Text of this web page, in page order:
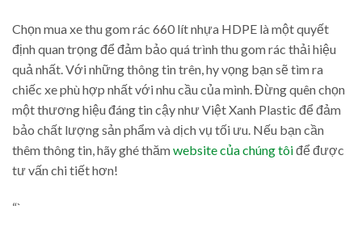
Chọn mua xe thu gom rác 660 lít nhựa HDPE là một quyết
định quan trọng để đảm bảo quá trình thu gom rác thải hiệu
quả nhất. Với những thông tin trên, hy vọng bạn sẽ tìm ra
chiếc xe phù hợp nhất với nhu cầu của mình. Đừng quên chọn
một thương hiệu đáng tin cậy như Việt Xanh Plastic để đảm
bảo chất lượng sản phẩm và dịch vụ tối ưu. Nếu bạn cần
thêm thông tin, hãy ghé thămwebsite của chúng tôiđể được
tư vấn chi tiết hơn!
“`